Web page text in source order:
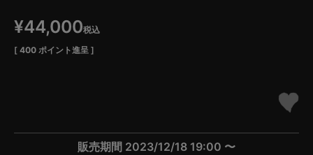
¥44,000税込
[ 400 ポイント進呈 ]
販売期間 2023/12/18 19:00 〜